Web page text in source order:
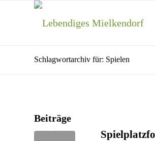
Schlagwortarchiv für: Spielen
Beiträge